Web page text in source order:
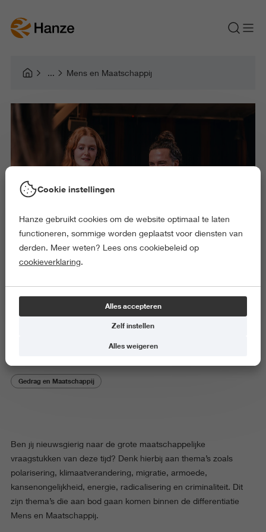
Mens en Maatschappij
Mens en Maatschappij
Vak
Gedrag en Maatschappij
Ben jij nieuwsgierig naar de grote maatschappelijke
vraagstukken van deze tijd? Denk hierbij aan thema’s zoals
polarisering, klimaatverandering, migratie, armoede,
kansenongelijkheid, energie, radicalisering en criminaliteit. Dit
zijn thema’s die aan bod gaan komen binnen de differentiatie
Mens en Maatschappij.
Cookie instellingen
Hanze gebruikt cookies om de website optimaal te laten
functioneren, sommige worden geplaatst voor diensten van
derden. Meer weten? Lees ons cookiebeleid op
cookieverklaring.
Alles accepteren
Zelf instellen
Alles weigeren